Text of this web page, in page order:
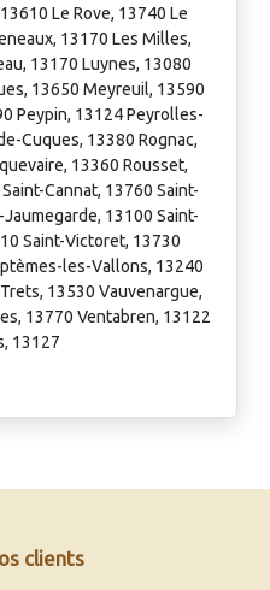
Le Rove, 13740 Le
13170 Les Milles,
13170 Luynes, 13080
13650 Meyreuil, 13590
Peypin, 13124 Peyrolles-
Cuques, 13380 Rognac,
13360 Rousset,
Cannat, 13760 Saint-
13100 Saint-
Saint-Victoret, 13730
les-Vallons, 13240
13530 Vauvenargue,
13770 Ventabren, 13122
13127
clients